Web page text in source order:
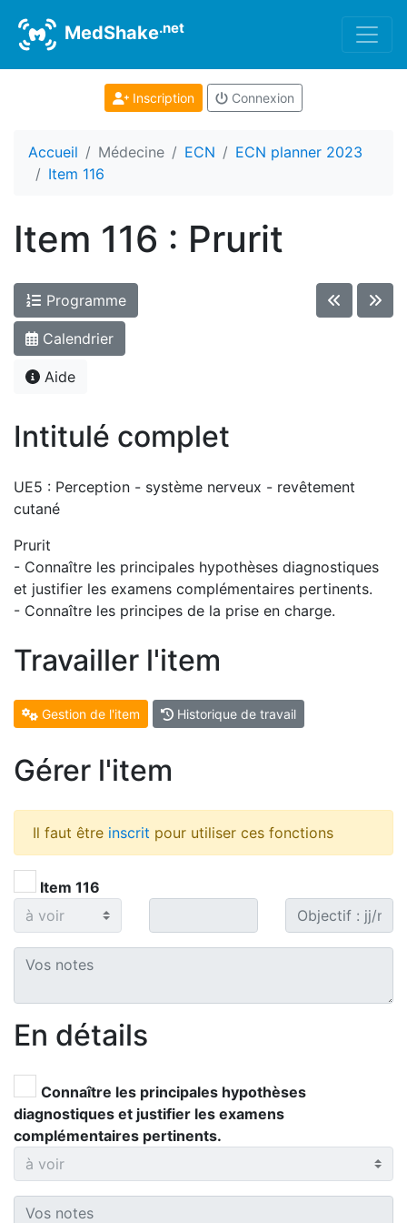
MedShake.net
Inscription Connexion
Accueil Médecine ECN
ECN planner 2023
Item 116
Item 116 : Prurit
Programme
Calendrier
Aide
Intitulé complet
UE5 : Perception - système nerveux - revêtement
cutané
Prurit
- Connaître les principales hypothèses diagnostiques
et justifier les examens complémentaires pertinents.
- Connaître les principes de la prise en charge.
Travailler l'item
Gestion de l'item Historique de travail
Gérer l'item
Il faut être inscrit pour utiliser ces fonctions
Item 116
En détails
Connaître les principales hypothèses
diagnostiques et justifier les examens
complémentaires pertinents.